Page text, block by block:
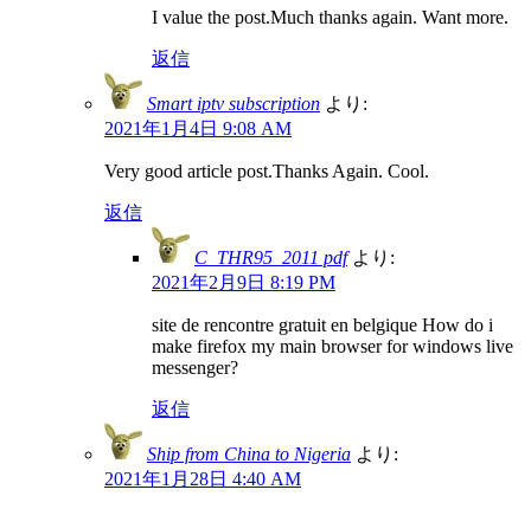
I value the post.Much thanks again. Want more.
返信
Smart iptv subscription より:
2021年1月4日 9:08 AM
Very good article post.Thanks Again. Cool.
返信
C_THR95_2011 pdf より:
2021年2月9日 8:19 PM
site de rencontre gratuit en belgique How do i
make firefox my main browser for windows live
messenger?
返信
Ship from China to Nigeria より:
2021年1月28日 4:40 AM